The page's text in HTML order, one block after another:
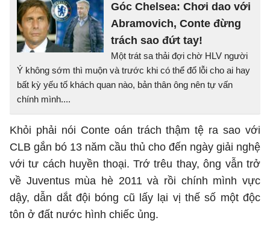
Góc Chelsea: Chơi dao với
Abramovich, Conte đừng
trách sao đứt tay!
Một trát sa thải đợi chờ HLV người
Ý không sớm thì muộn và trước khi có thể đổ lỗi cho ai hay
bất kỳ yếu tố khách quan nào, bản thân ông nên tự vấn
chính mình....
Khỏi phải nói Conte oán trách thậm tệ ra sao với
CLB gắn bó 13 năm cầu thủ cho đến ngày giải nghệ
với tư cách huyền thoại. Trớ trêu thay, ông vẫn trở
về Juventus mùa hè 2011 và rồi chính mình vực
dậy, dẫn dắt đội bóng cũ lấy lại vị thế số một độc
tôn ở đất nước hình chiếc ủng.